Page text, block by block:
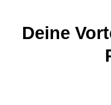
Deine